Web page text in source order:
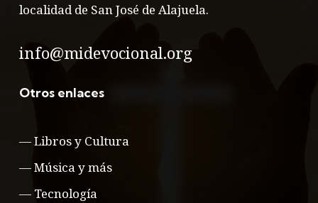
localidad de San José de Alajuela.
info@midevocional.org
Otros enlaces
—Libros y Cultura
—Música y más
— Tecnología